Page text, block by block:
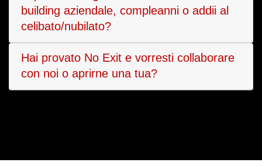
building aziendale, compleanni o addii al
celibato/nubilato?
Hai provato No Exit e vorresti collaborare
con noi o aprirne una tua?